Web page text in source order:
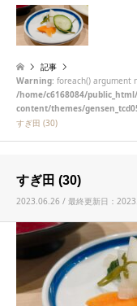
記事
Warning: foreach()
/home/c6168084/
content/themes/
すぎ田 (30)
すぎ田 (30)
2023.06.26 / 最終更新日：